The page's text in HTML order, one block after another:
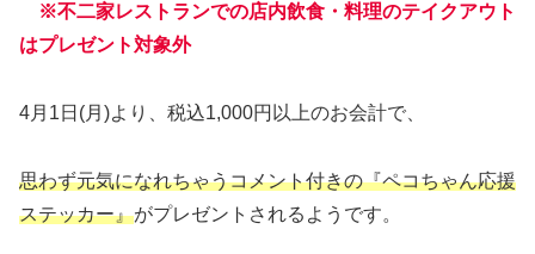
※不二家レストランでの店内飲食・料理のテイクアウト
はプレゼント対象外
4月1日(月)より、税込1,000円以上のお会計で、
思わず元気になれちゃうコメント付きの『ペコちゃん応援
ステッカー』がプレゼントされるようです。